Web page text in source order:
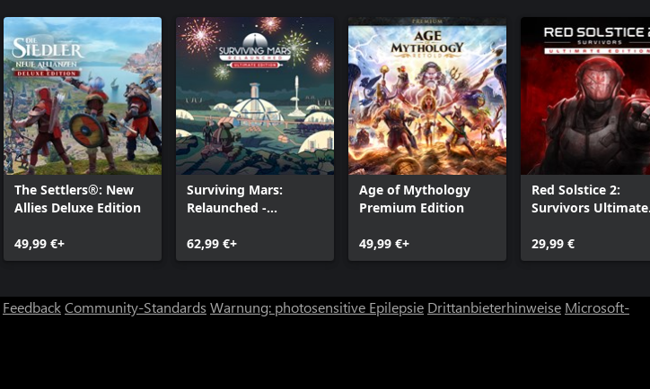
The Settlers®: New
Allies Deluxe Edition
49,99 €+
Surviving Mars:
Relaunched -
62,99 €+
Age of Mythology
Premium Edition
49,99 €+
Red Solstice 2:
Survivors Ultimate
29,99 €
FeedbackCommunity-Standards Warnung: photosensitive Epilepsie Drittanbieterhinweise Microsoft-